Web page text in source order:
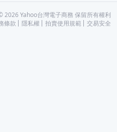
2026 Yahoo台灣電子商務 保留所有權利
條款
隱私權 拍賣使用規範 交易安全